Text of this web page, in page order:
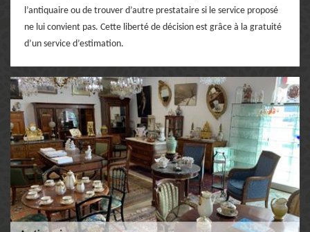
l’antiquaire ou de trouver d’autre prestataire si le service proposé
ne lui convient pas. Cette liberté de décision est grâce à la gratuité
d’un service d’estimation.